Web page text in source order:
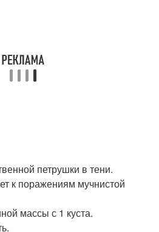
петрушки в тени.
к поражениям мучнистой
массы с 1 куста.